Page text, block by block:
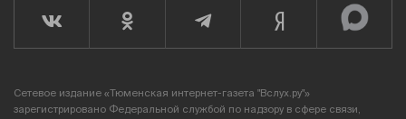
Сетевое издание «Тюменская интернет-газета "Вслух.ру"»
зарегистрировано Федеральной службой по надзору в сфере связи,